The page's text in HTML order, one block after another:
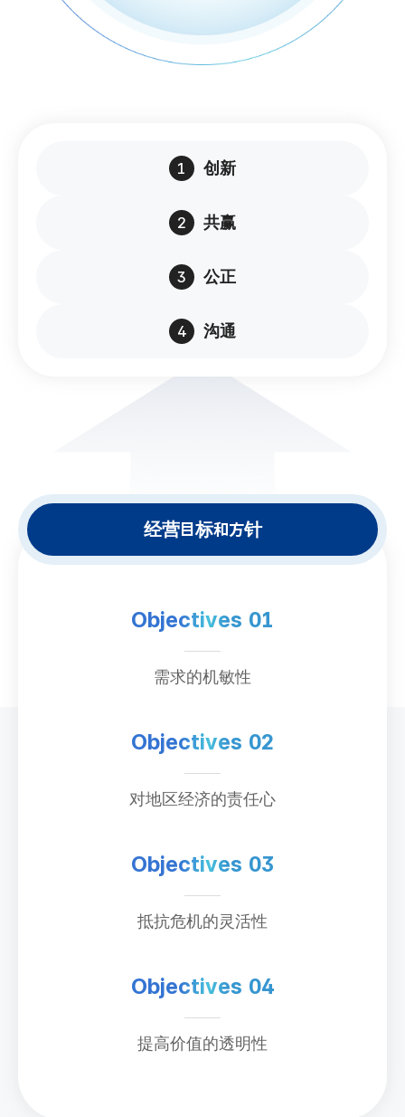
1 创新
2 共赢
3 公正
4 沟通
经营目标和方针
Objectives 01
需求的机敏性
Objectives 02
对地区经济的责任心
Objectives 03
抵抗危机的灵活性
Objectives 04
提高价值的透明性